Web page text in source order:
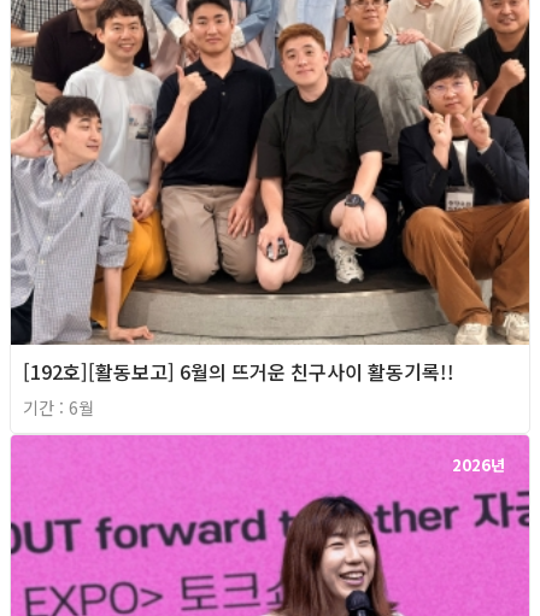
[192호][활동보고] 6월의 뜨거운 친구사이 활동기록!!
기간 : 6월
2026년